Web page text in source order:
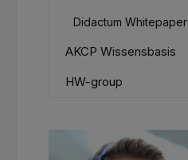
Didactum Whitepaper
AKCP Wissensbasis
HW-group